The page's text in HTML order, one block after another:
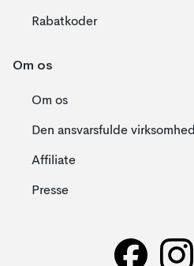
Rabatkoder
Om os
Om os
Den ansvarsfulde virksomhed
Affiliate
Presse